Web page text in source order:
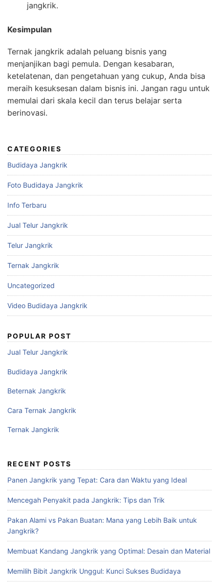
jangkrik.
Kesimpulan
Ternak jangkrik adalah peluang bisnis yang
menjanjikan bagi pemula. Dengan kesabaran,
ketelatenan, dan pengetahuan yang cukup, Anda bisa
meraih kesuksesan dalam bisnis ini. Jangan ragu untuk
memulai dari skala kecil dan terus belajar serta
berinovasi.
CATEGORIES
Budidaya Jangkrik
Foto Budidaya Jangkrik
Info Terbaru
Jual Telur Jangkrik
Telur Jangkrik
Ternak Jangkrik
Uncategorized
Video Budidaya Jangkrik
POPULAR POST
Jual Telur Jangkrik
Budidaya Jangkrik
Beternak Jangkrik
Cara Ternak Jangkrik
Ternak Jangkrik
RECENT POSTS
Panen Jangkrik yang Tepat: Cara dan Waktu yang Ideal
Mencegah Penyakit pada Jangkrik: Tips dan Trik
Pakan Alami vs Pakan Buatan: Mana yang Lebih Baik untuk
Jangkrik?
Membuat Kandang Jangkrik yang Optimal: Desain dan Material
Memilih Bibit Jangkrik Unggul: Kunci Sukses Budidaya